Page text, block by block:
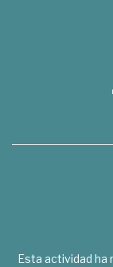
Esta actividad ha